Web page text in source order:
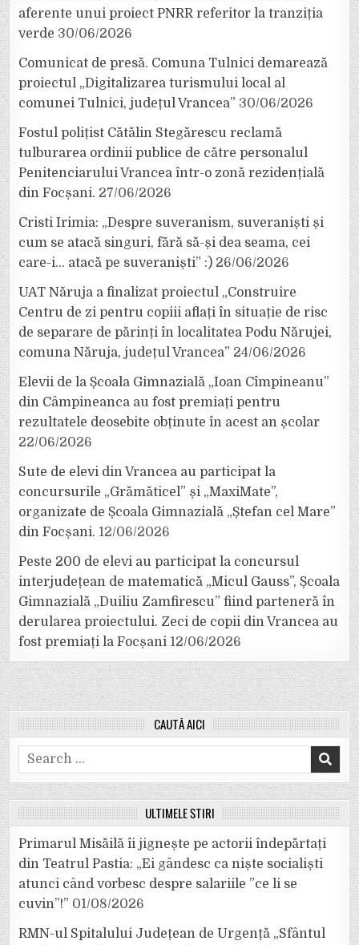
aferente unui proiect PNRR referitor la tranziția
verde 30/06/2026
Comunicat de presă. Comuna Tulnici demarează
proiectul „Digitalizarea turismului local al
comunei Tulnici, județul Vrancea” 30/06/2026
Fostul polițist Cătălin Stegărescu reclamă
tulburarea ordinii publice de către personalul
Penitenciarului Vrancea într-o zonă rezidențială
din Focșani. 27/06/2026
Cristi Irimia: „Despre suveranism, suveraniști și
cum se atacă singuri, fără să-și dea seama, cei
care-i… atacă pe suveraniști” :) 26/06/2026
UAT Năruja a finalizat proiectul „Construire
Centru de zi pentru copiii aflați în situație de risc
de separare de părinți în localitatea Podu Nărujei,
comuna Năruja, județul Vrancea” 24/06/2026
Elevii de la Școala Gimnazială „Ioan Cîmpineanu”
din Câmpineanca au fost premiați pentru
rezultatele deosebite obținute în acest an școlar
22/06/2026
Sute de elevi din Vrancea au participat la
concursurile „Grămăticel” și „MaxiMate”,
organizate de Școala Gimnazială „Ștefan cel Mare”
din Focșani. 12/06/2026
Peste 200 de elevi au participat la concursul
interjudețean de matematică „Micul Gauss”, Școala
Gimnazială „Duiliu Zamfirescu” fiind parteneră în
derularea proiectului. Zeci de copii din Vrancea au
fost premiați la Focșani 12/06/2026
CAUTĂ AICI
Search
for:
ULTIMELE ȘTIRI
Primarul Misăilă îi jignește pe actorii îndepărtați
din Teatrul Pastia: „Ei gândesc ca niște socialiști
atunci când vorbesc despre salariile ”ce li se
cuvin”!” 01/08/2026
RMN-ul Spitalului Județean de Urgență „Sfântul